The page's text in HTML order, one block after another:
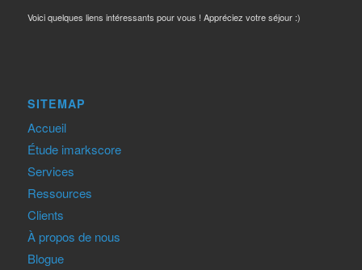
Voici quelques liens intéressants pour vous ! Appréciez votre séjour :)
SITEMAP
Accueil
Étude imarkscore
Services
Ressources
Clients
À propos de nous
Blogue